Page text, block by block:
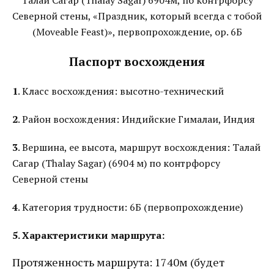
Северной стены, «Праздник, который всегда с тобой
(Moveable Feast)», первопрохождение, ор. 6Б
Паспорт восхождения
1. Класс восхождения: высотно-технический
2. Район восхождения: Индийские Гималаи, Индия
3. Вершина, ее высота, маршрут восхождения: Талай
Сагар (Thalay Sagar) (6904 м) по контрфорсу
Северной стены
4. Категория трудности: 6Б (первопрохождение)
5. Характеристики маршрута:
Протяженность маршрута: 1740м (будет